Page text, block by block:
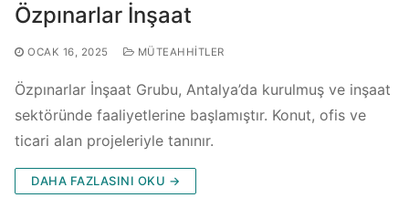
Özpınarlar İnşaat
OCAK 16, 2025 MÜTEAHHITLER
Özpınarlar İnşaat Grubu, Antalya’da kurulmuş ve inşaat
sektöründe faaliyetlerine başlamıştır. Konut, ofis ve
ticari alan projeleriyle tanınır.
DAHA FAZLASINI OKU →